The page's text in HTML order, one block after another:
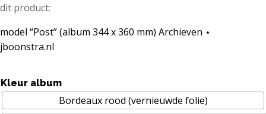
dit product:
model “Post” (album 344 x 360 mm) Archieven ⋆
jboonstra.nl
Kleur album
Bordeaux rood (vernieuwde folie)